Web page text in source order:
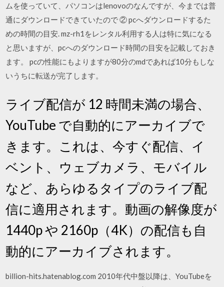
ムを使っていて、パソコンはlenovoのなんですが、今までは普
通にダウンロードできていたので ② pcへダウンロードするた
めの時間の目安. mz-rh1をレンタル利用する人は特に気になる
と思いますが、pcへのダウンロード時間の目安を記載しておき
ます。 pcの性能にもよりますが80分のmdであれば10分もしな
いうちに転送が完了します。
ライブ配信が 12 時間未満の場合、
YouTube で自動的にアーカイブで
きます。これは、今すぐ配信、イ
ベント、ウェブカメラ、モバイル
など、あらゆるタイプのライブ配
信に適用されます。動画の解像度が
1440p や 2160p（4K）の配信も自
動的にアーカイブされます。
billion-hits.hatenablog.com 2010年代中盤以降は、YouTubeを